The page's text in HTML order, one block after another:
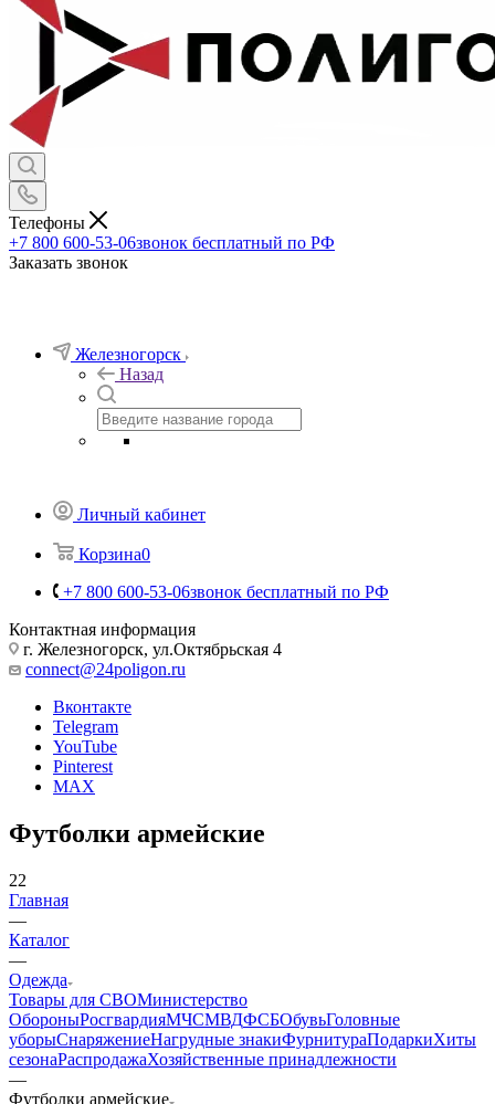
Телефоны
+7 800 600-53-06звонок бесплатный по РФ
Заказать звонок
Железногорск
Назад
Личный кабинет
Корзина0
+7 800 600-53-06звонок бесплатный по РФ
Контактная информация
г. Железногорск, ул.Октябрьская 4
connect@24poligon.ru
Вконтакте
Telegram
YouTube
Pinterest
MAX
Футболки армейские
22
Главная
—
Каталог
—
Одежда
Товары для СВОМинистерство
ОбороныРосгвардияМЧСМВДФСБОбувьГоловные
уборыСнаряжениеНагрудные знакиФурнитураПодаркиХиты
сезонаРаспродажаХозяйственные принадлежности
—
Футболки армейские